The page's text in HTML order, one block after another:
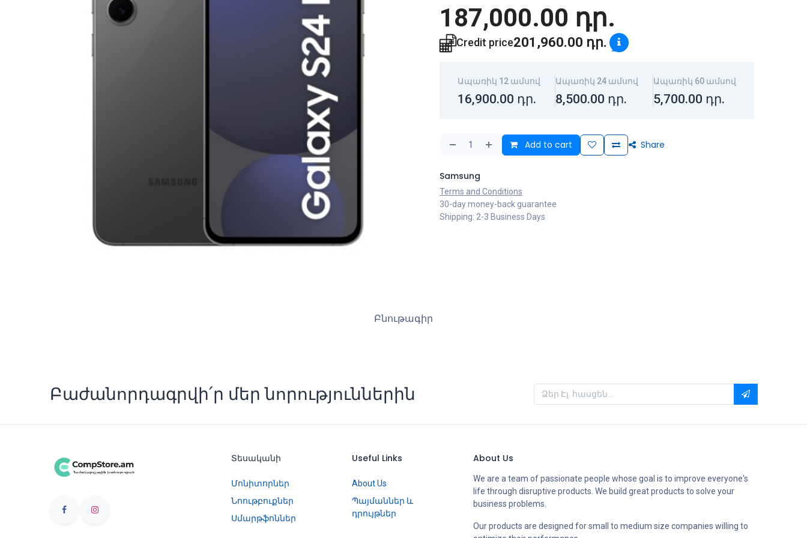
187,000.00 դր.
Credit price201,960.00 դր.
Ապառիկ 12 ամսով
16,900.00 դր.
Ապառիկ 24 ամսով
8,500.00 դր.
Ապառիկ 60 ամսով
5,700.00 դր.
Add to cart Share
Samsung
Terms and Conditions
30-day money-back guarantee
Shipping: 2-3 Business Days
Բնութագիր
Բաժանորդագրվի՛ր մեր նորություններին
Տեսականի
Մոնիտորներ
Նոութբուքներ
Սմարթֆոններ
Useful Links
About Us
Պայմաններ և
դրույթներ
About Us
We are a team of passionate people whose goal is to improve everyone's
life through disruptive products. We build great products to solve your
business problems.
Our products are designed for small to medium size companies willing to